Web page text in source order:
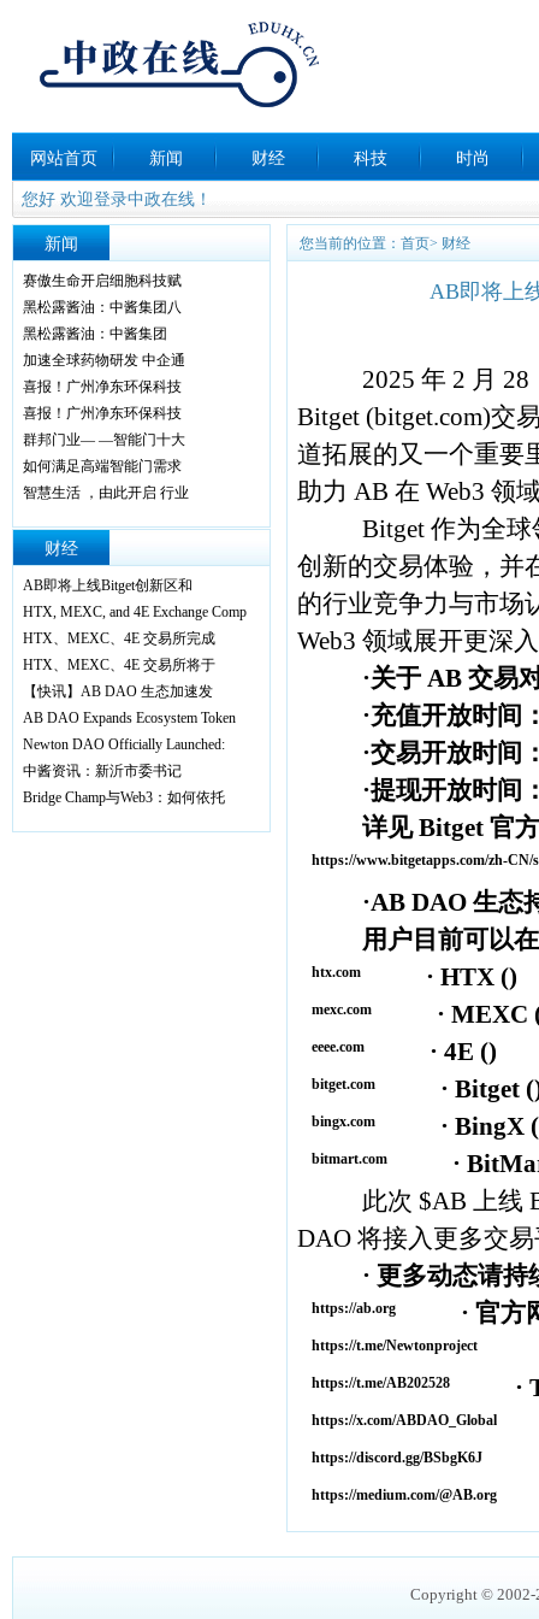
网站首页 新闻 财经 科技 时尚
您好 欢迎登录中政在线！
新闻
赛傲生命开启细胞科技赋
黑松露酱油：中酱集团八
黑松露酱油：中酱集团
加速全球药物研发 中企通
喜报！广州净东环保科技
喜报！广州净东环保科技
群邦门业— —智能门十大
如何满足高端智能门需求
智慧生活 ，由此开启 行业
财经
AB即将上线Bitget创新区和
HTX, MEXC, and 4E Exchange Comp
HTX、MEXC、4E 交易所完成
HTX、MEXC、4E 交易所将于
【快讯】AB DAO 生态加速发
AB DAO Expands Ecosystem Token
Newton DAO Officially Launched:
中酱资讯：新沂市委书记
Bridge Champ与Web3：如何依托
您当前的位置： 首页> 财经
AB即将上
2025 年 2 月 28
Bitget (bitget.com)交
道拓展的又一个重要
助力 AB 在 Web3 领
Bitget 作为全球
创新的交易体验，并
的行业竞争力与市场
Web3 领域展开更深
·关于 AB 交易
·充值开放时间
·交易开放时间：
·提现开放时间：
详见 Bitget 官方
https://www.bitgetapps.com/zh-CN/
·AB DAO 生态
用户目前可以在
· HTX (
htx.com
)
· MEXC
mexc.com
· 4E (
eeee.com
)
· Bitget (
bitget.com
· BingX (
bingx.com
·
bitmart.com
此次 $AB 上线
DAO 将接入更多交
· 更多动态请持
· 官方
https://ab.org
https://t.me/Newtonproject
·
https://t.me/AB202528
https://x.com/ABDAO_Global
https://discord.gg/BSbgK6J
https://medium.com/@AB.org
Copyright ©